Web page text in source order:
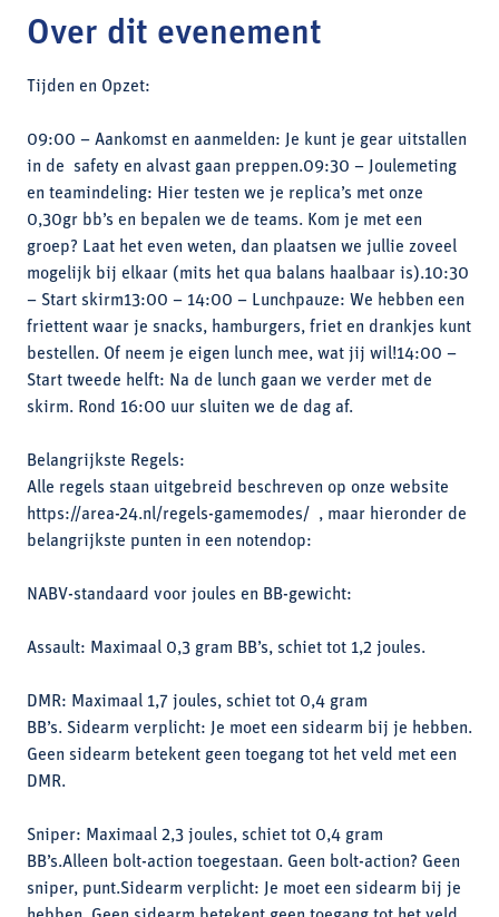
Over dit evenement
Tijden en Opzet:
09:00 – Aankomst en aanmelden: Je kunt je gear uitstallen
in de safety en alvast gaan preppen.09:30 – Joulemeting
en teamindeling: Hier testen we je replica’s met onze
0,30gr bb’s en bepalen we de teams. Kom je met een
groep? Laat het even weten, dan plaatsen we jullie zoveel
mogelijk bij elkaar (mits het qua balans haalbaar is).10:30
– Start skirm13:00 – 14:00 – Lunchpauze: We hebben een
friettent waar je snacks, hamburgers, friet en drankjes kunt
bestellen. Of neem je eigen lunch mee, wat jij wil!14:00 –
Start tweede helft: Na de lunch gaan we verder met de
skirm. Rond 16:00 uur sluiten we de dag af.
Belangrijkste Regels:
Alle regels staan uitgebreid beschreven op onze website
https://area-24.nl/regels-gamemodes/ , maar hieronder de
belangrijkste punten in een notendop:
NABV-standaard voor joules en BB-gewicht:
Assault: Maximaal 0,3 gram BB’s, schiet tot 1,2 joules.
DMR: Maximaal 1,7 joules, schiet tot 0,4 gram
BB’s. Sidearm verplicht: Je moet een sidearm bij je hebben.
Geen sidearm betekent geen toegang tot het veld met een
DMR.
Sniper: Maximaal 2,3 joules, schiet tot 0,4 gram
BB’s.Alleen bolt-action toegestaan. Geen bolt-action? Geen
sniper, punt.Sidearm verplicht: Je moet een sidearm bij je